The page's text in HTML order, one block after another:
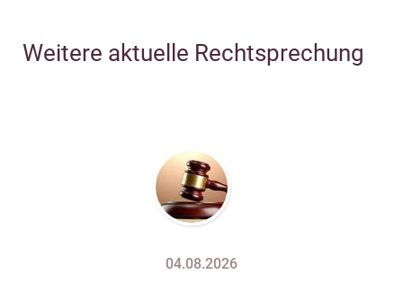
Weitere aktuelle Rechtsprechung
04.08.2026